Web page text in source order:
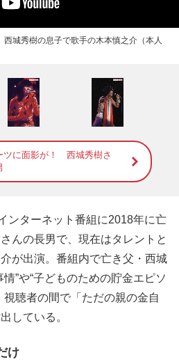
西城秀樹の息子で歌手の木本慎之介（本人
ツに面影が！ 西城秀樹さ
ンターネット番組に2018年に亡
んの長男で、現在はタレントと
が出演。番組内で亡き父・西城
”や“子どものための貯金エピソ
視聴者の間で「ただの親の金自
している。
け